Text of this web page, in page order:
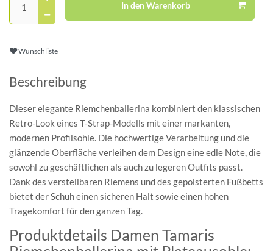
In den Warenkorb
Wunschliste
Beschreibung
Dieser elegante Riemchenballerina kombiniert den klassischen
Retro-Look eines T-Strap-Modells mit einer markanten,
modernen Profilsohle. Die hochwertige Verarbeitung und die
glänzende Oberfläche verleihen dem Design eine edle Note, die
sowohl zu geschäftlichen als auch zu legeren Outfits passt.
Dank des verstellbaren Riemens und des gepolsterten Fußbetts
bietet der Schuh einen sicheren Halt sowie einen hohen
Tragekomfort für den ganzen Tag.
Produktdetails Damen Tamaris